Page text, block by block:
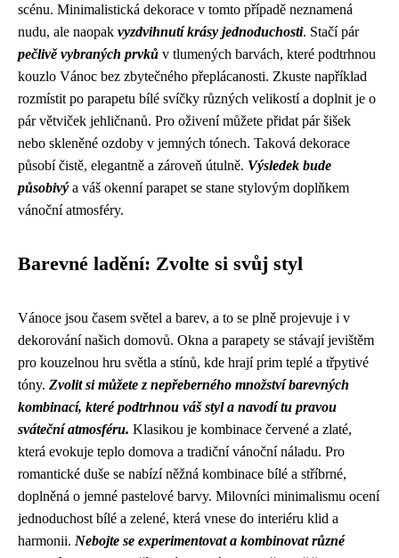
scénu. Minimalistická dekorace v tomto případě neznamená
nudu, ale naopak vyzdvihnutí krásy jednoduchosti. Stačí pár
pečlivě vybraných prvků v tlumených barvách, které podtrhnou
kouzlo Vánoc bez zbytečného přeplácanosti. Zkuste například
rozmístit po parapetu bílé svíčky různých velikostí a doplnit je o
pár větviček jehličnanů. Pro oživení můžete přidat pár šišek
nebo skleněné ozdoby v jemných tónech. Taková dekorace
působí čistě, elegantně a zároveň útulně. Výsledek bude
působivý a váš okenní parapet se stane stylovým doplňkem
vánoční atmosféry.
Barevné ladění: Zvolte si svůj styl
Vánoce jsou časem světel a barev, a to se plně projevuje i v
dekorování našich domovů. Okna a parapety se stávají jevištěm
pro kouzelnou hru světla a stínů, kde hrají prim teplé a třpytivé
tóny. Zvolit si můžete z nepřeberného množství barevných
kombinací, které podtrhnou váš styl a navodí tu pravou
sváteční atmosféru. Klasikou je kombinace červené a zlaté,
která evokuje teplo domova a tradiční vánoční náladu. Pro
romantické duše se nabízí něžná kombinace bílé a stříbrné,
doplněná o jemné pastelové barvy. Milovníci minimalismu ocení
jednoduchost bílé a zelené, která vnese do interiéru klid a
harmonii. Nebojte se experimentovat a kombinovat různé